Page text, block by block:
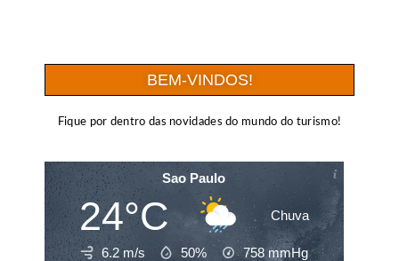
BEM-VINDOS!
Fique por dentro das novidades do mundo do turismo!
Sao Paulo
24°C Chuva
6.2 m/s 50% 758mmHg